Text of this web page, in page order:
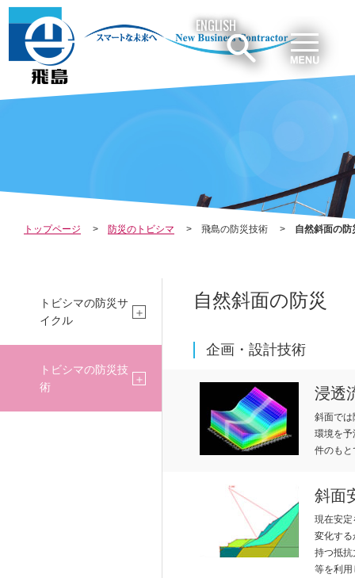
M
PA
VE
ST
OR
SU
ST
AI
NA
ENGLISH
トップページ 防災のトビシマ 飛島の防災技術 自然斜面の防
自然斜面の防災
企画・設計技術
浸透
斜面では
環境を
件のもと
斜面
現在安定
変化する
持つ抵抗
等を利用
トビシマの防災サ
イクル
トビシマの防災技
術